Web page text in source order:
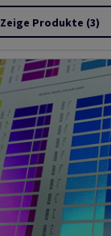
Zeige Produkte (3)